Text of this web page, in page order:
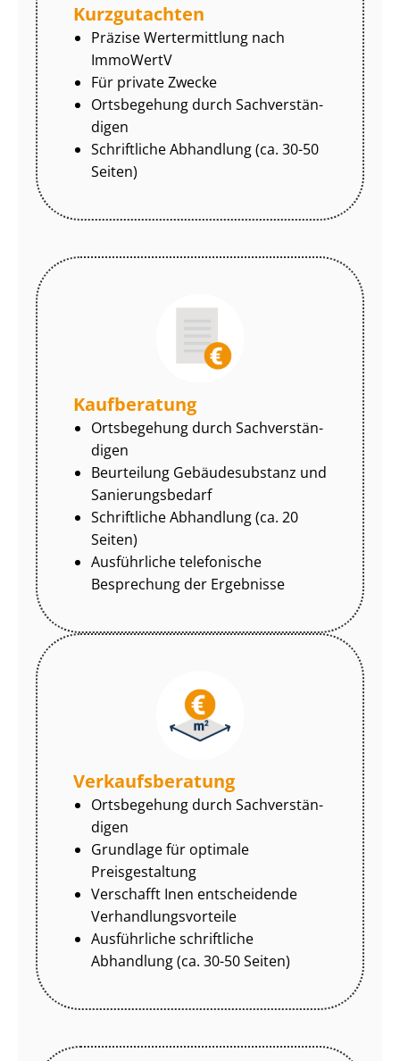
Kurzgutachten
Präzise Wertermittlung nach
ImmoWertV
Für private Zwecke
Ortsbegehung durch Sach­ver­stän­
di­gen
Schriftliche Abhandlung (ca. 30-50
Seiten)
Kaufberatung
Ortsbegehung durch Sach­ver­stän­
di­gen
Beurteilung Gebäudesubstanz und
Sa­nie­rungs­be­darf
Schriftliche Abhandlung (ca. 20
Seiten)
Ausführliche telefonische
Besprechung der Ergebnisse
Ver­kaufs­be­ra­tung
Ortsbegehung durch Sach­ver­stän­
di­gen
Grundlage für optimale
Preisgestaltung
Verschafft Inen entscheidende
Ver­hand­lungs­vor­tei­le
Ausführliche schriftliche
Abhandlung (ca. 30-50 Seiten)